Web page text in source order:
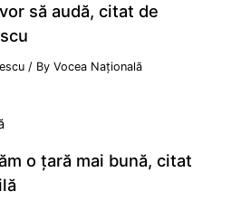
să audă, citat de
/ ByVocea Națională
o țară mai bună, citat